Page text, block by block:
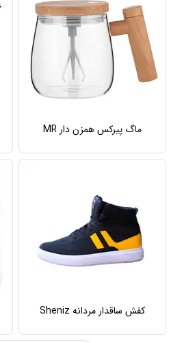
ماگ پیرکس همزن دار MR
کفش ساقدار مردانه Sheniz